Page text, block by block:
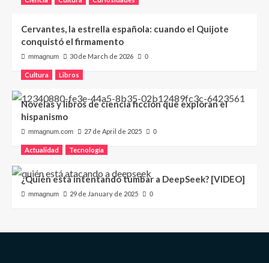
Cervantes, la estrella española: cuando el Quijote
conquistó el firmamento
mmagnum 30 de March de 2026 0
Cultura Libros
Novelas y libros de ciencia ficción que exploran el
hispanismo
mmagnum.com 27 de April de 2025 0
Actualidad Tecnología
¿Quién está intentando tumbar a DeepSeek? [VIDEO]
mmagnum 29 de January de 2025 0